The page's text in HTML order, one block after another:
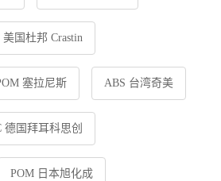
美国杜邦 Crastin
塞拉尼斯 ABS 台湾奇美
德国拜耳科思创
POM 日本旭化成